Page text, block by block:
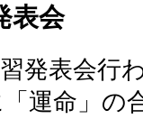
表会
発表会行
運命」の